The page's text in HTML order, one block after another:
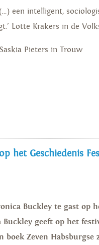
een intelligent,
Lotte Krakers in de
Pieters in Trouw
het Geschiedenis
Buckley te gast op
geeft op het
Zeven Habsburgse